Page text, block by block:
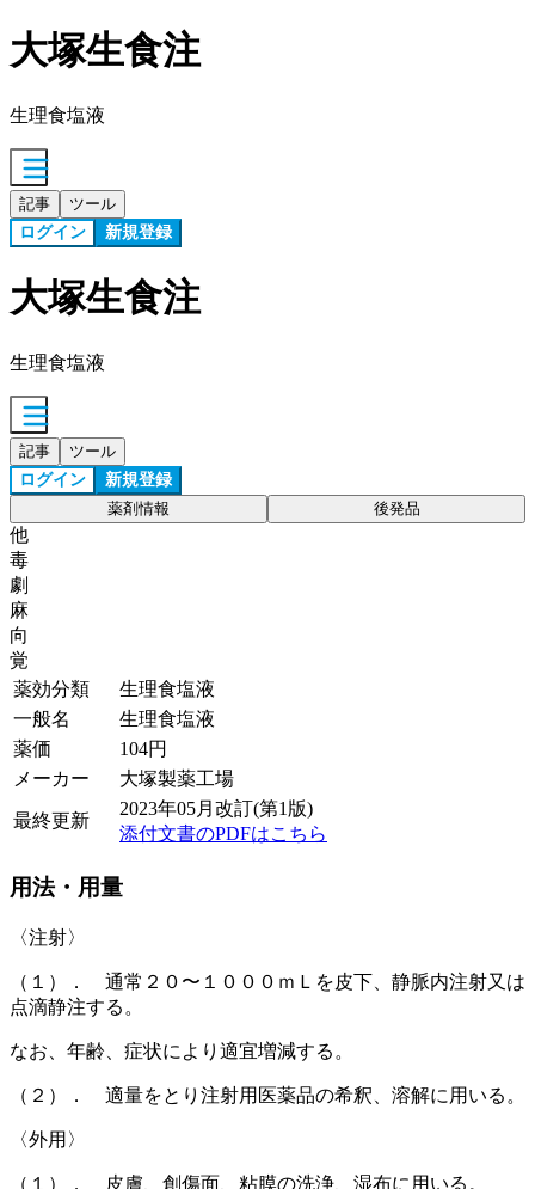
大塚生食注
生理食塩液
記事 ツール
ログイン 新規登録
大塚生食注
生理食塩液
記事 ツール
ログイン 新規登録
薬剤情報 後発品
他
毒
劇
麻
向
覚
薬効分類
生理食塩液
一般名
生理食塩液
薬価
104円
メーカー
大塚製薬工場
最終更新
2023年05月改訂(第1版)
添付文書のPDFはこちら
用法・用量
〈注射〉
（１）． 通常２０〜１０００ｍＬを皮下、静脈内注射又は
点滴静注する。
なお、年齢、症状により適宜増減する。
（２）． 適量をとり注射用医薬品の希釈、溶解に用いる。
〈外用〉
（１）． 皮膚、創傷面、粘膜の洗浄、湿布に用いる。